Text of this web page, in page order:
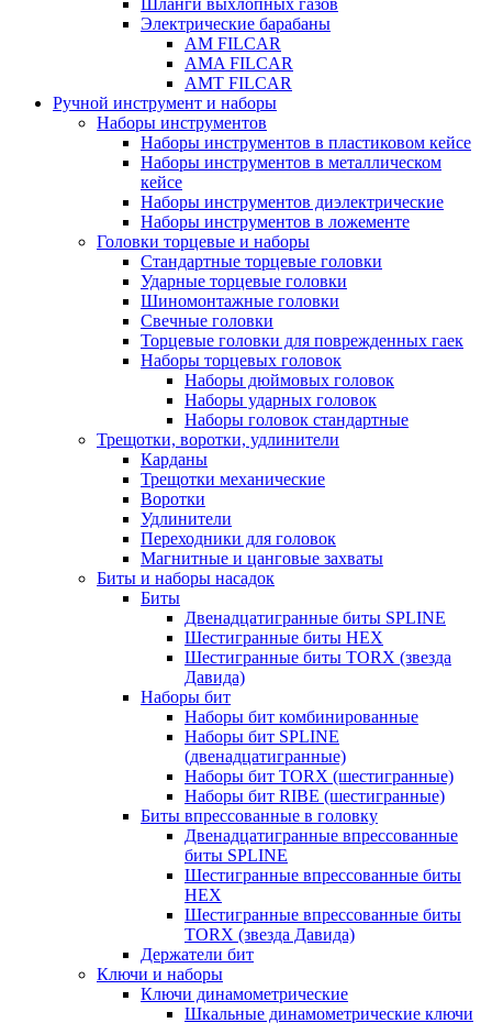
Шланги выхлопных газов
Электрические барабаны
AM FILCAR
AMA FILCAR
AMT FILCAR
Ручной инструмент и наборы
Наборы инструментов
Наборы инструментов в пластиковом кейсе
Наборы инструментов в металлическом
кейсе
Наборы инструментов диэлектрические
Наборы инструментов в ложементе
Головки торцевые и наборы
Стандартные торцевые головки
Ударные торцевые головки
Шиномонтажные головки
Свечные головки
Торцевые головки для поврежденных гаек
Наборы торцевых головок
Наборы дюймовых головок
Наборы ударных головок
Наборы головок стандартные
Трещотки, воротки, удлинители
Карданы
Трещотки механические
Воротки
Удлинители
Переходники для головок
Магнитные и цанговые захваты
Биты и наборы насадок
Биты
Двенадцатигранные биты SPLINE
Шестигранные биты HEX
Шестигранные биты TORX (звезда
Давида)
Наборы бит
Наборы бит комбинированные
Наборы бит SPLINE
(двенадцатигранные)
Наборы бит TORX (шестигранные)
Наборы бит RIBE (шестигранные)
Биты впрессованные в головку
Двенадцатигранные впрессованные
биты SPLINE
Шестигранные впрессованные биты
HEX
Шестигранные впрессованные биты
TORX (звезда Давида)
Держатели бит
Ключи и наборы
Ключи динамометрические
Шкальные динамометрические ключи